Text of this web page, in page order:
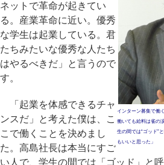
インターン募集で働
働いても給料は雀の
生の間では“ゴッド”
もいいと思った」
ネットで革命が起きてい
る。産業革命に近い。優秀
な学生は起業している。君
たちみたいな優秀な人たち
はやるべきだ」と言うので
す。
「起業を体感できるチャ
ンスだ」と考えた僕は、こ
こで働くことを決めまし
た。高島社長は本当にすご
い人で、学生の間では「ゴッド」と